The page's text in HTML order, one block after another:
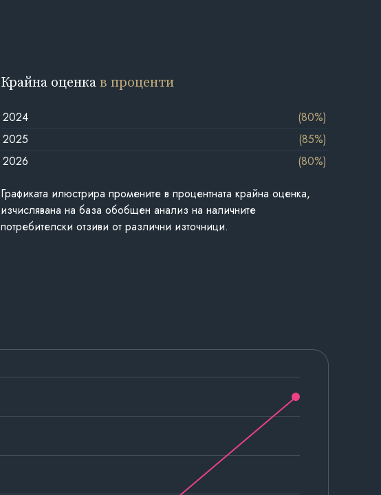
Крайна оценкав проценти
2024
(80%)
2025
(85%)
2026
(80%)
Графиката илюстрира промените в процентната крайна оценка,
изчислявана на база обобщен анализ на наличните
потребителски отзиви от различни източници.